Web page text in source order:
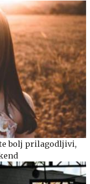
bolj prilagodljivi,